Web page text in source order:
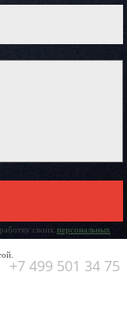
своих персональных
+7 499 501 34 75